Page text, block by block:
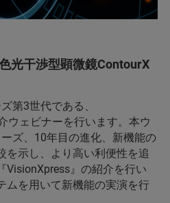
光干渉型顕微鏡ContourX
第3世代である、
ウェビナーを行います。本ウ
ズ、10年目の進化、新機能の
を示し、より高い利便性を追
VisionXpress』の紹介を行い
ムを用いて新機能の実演を行